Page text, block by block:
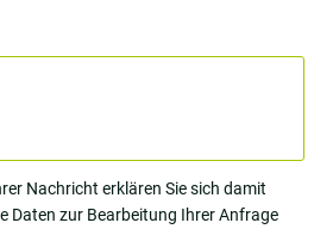
Nachricht erklären Sie sich damit
Daten zur Bearbeitung Ihrer Anfrage